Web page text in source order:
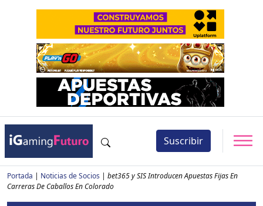
Suscribir
Portada | Noticias de Socios | bet365 y SIS Introducen Apuestas Fijas En
Carreras De Caballos En Colorado